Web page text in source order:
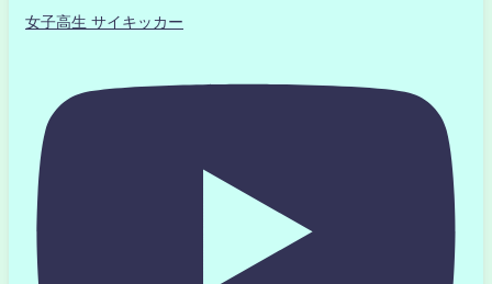
女子高生 サイキッカー